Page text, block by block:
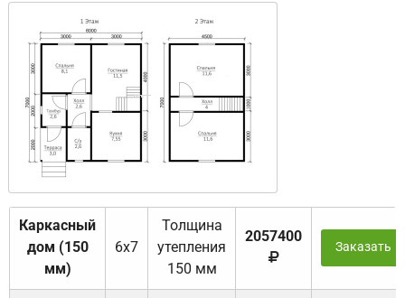
Каркасный
дом (150
мм)
6х7
Толщина
утепления
150 мм
2057400
Заказать